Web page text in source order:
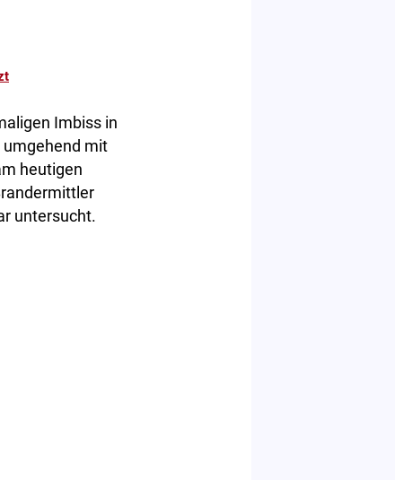
Imbiss in
mit
heutigen
untersucht.